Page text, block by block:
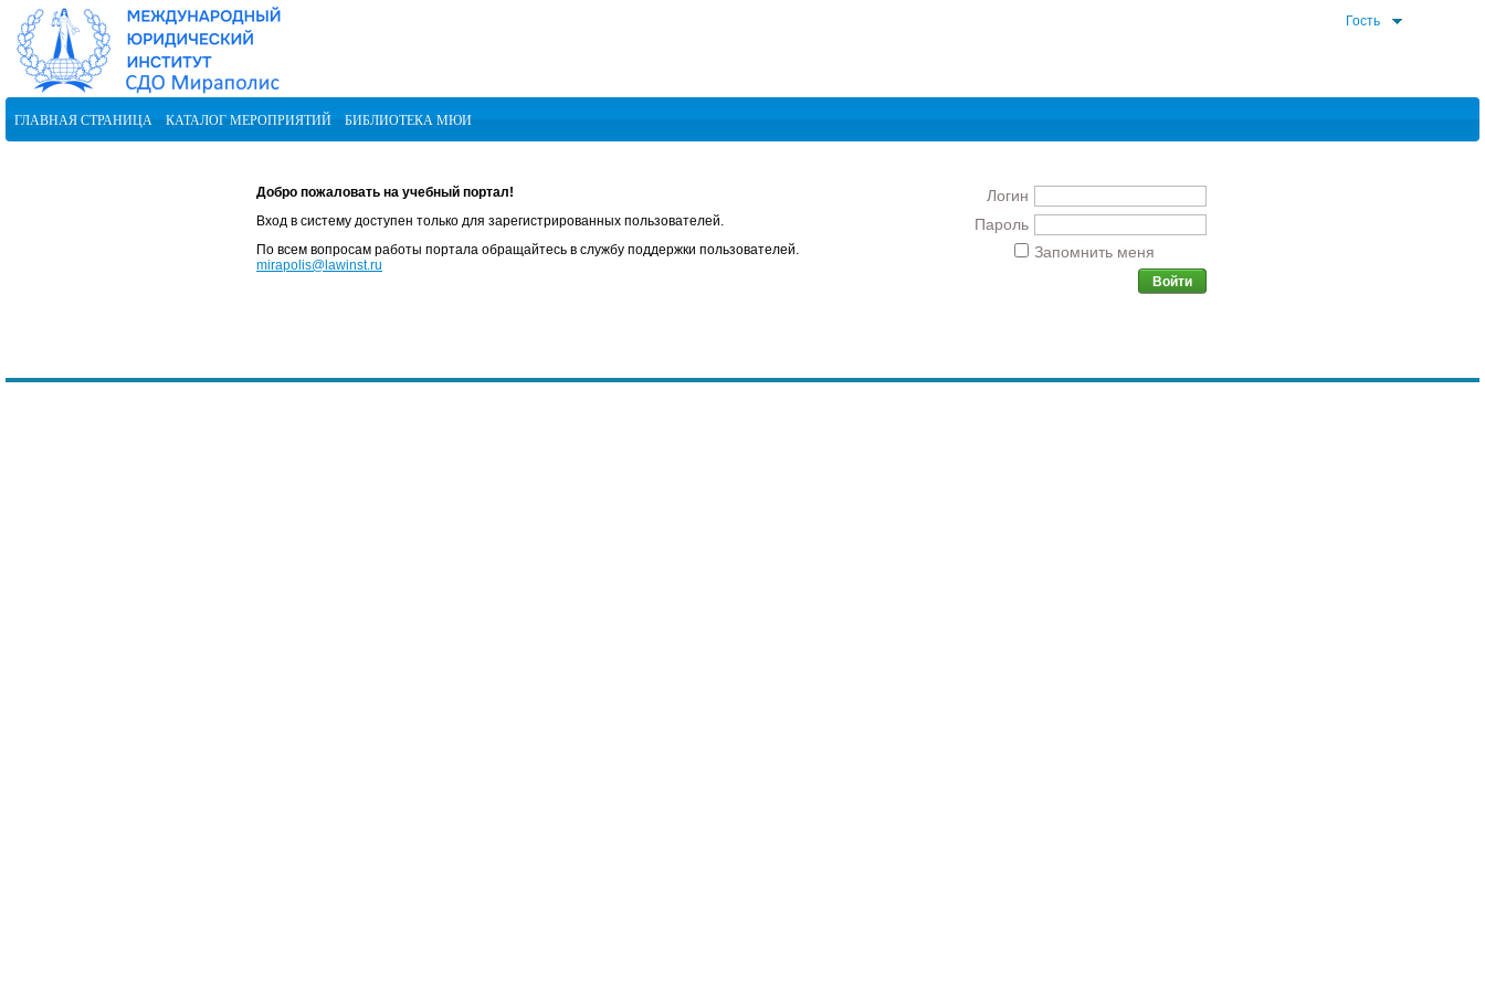
Гость
ГЛАВНАЯ СТРАНИЦА КАТАЛОГ МЕРОПРИЯТИЙ БИБЛИОТЕКА МЮИ
Добро пожаловать на учебный портал!
Вход в систему доступен только для зарегистрированных пользователей.
По всем вопросам работы портала обращайтесь в службу поддержки пользователей.
mirapolis@lawinst.ru